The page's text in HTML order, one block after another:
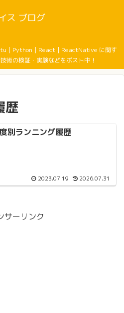
ス ブログ
｜Python｜React｜ReactNative に関す
術の検証・実験などをポスト中！
歴
別ランニング履歴
2023.07.19 2026.07.31
サーリンク